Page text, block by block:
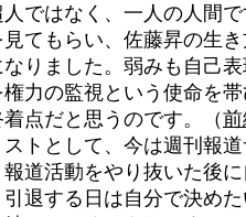
ではなく、一人の人間
てもらい、佐藤昇の生
りました。弱みも自己
力の監視という使命を
点だと思うのです。（
トとして、今は週刊報
道活動をやり抜いた後
退する日は自分で決め